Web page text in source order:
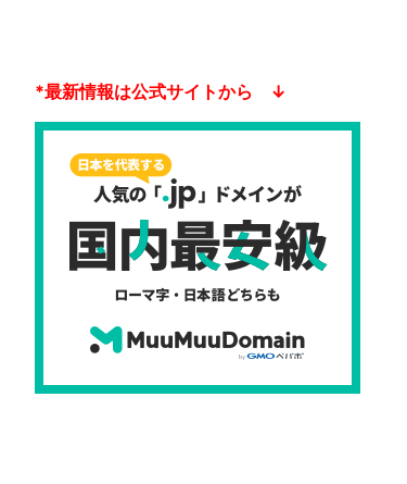
*最新情報は公式サイトから ↓